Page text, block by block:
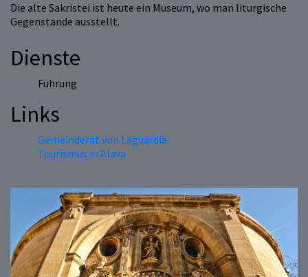
Die alte Sakristei ist heute ein Museum, wo man liturgische
Gegenstande ausstellt.
Dienste
Führung
Links
Gemeinderat von Laguardia
Tourismus in Alava